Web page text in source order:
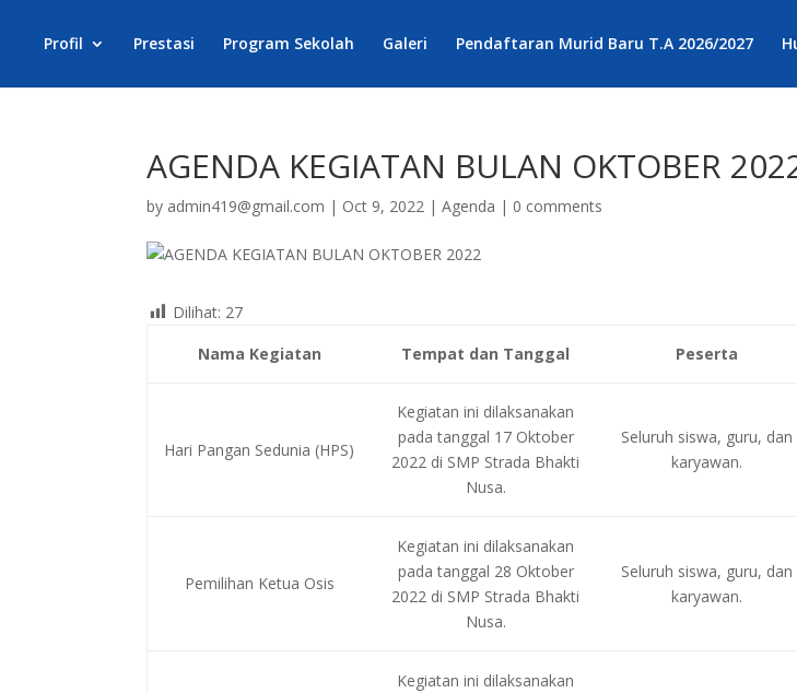
Profil Prestasi Program Sekolah Galeri Pendaftaran Murid Baru T.A 2026/2027
AGENDA KEGIATAN BULAN OKTOBER
by admin419@gmail.com | Oct 9, 2022 |Agenda | 0 comments
Dilihat: 27
Nama Kegiatan Tempat dan Tanggal Peserta
Hari Pangan Sedunia (HPS)
Kegiatan ini dilaksanakan
pada tanggal 17 Oktober
2022 di SMP Strada Bhakti
Nusa.
Seluruh siswa, guru, dan
karyawan.
Pemilihan Ketua Osis
Kegiatan ini dilaksanakan
pada tanggal 28 Oktober
2022 di SMP Strada Bhakti
Nusa.
Seluruh siswa, guru, dan
karyawan.
Kegiatan ini dilaksanakan